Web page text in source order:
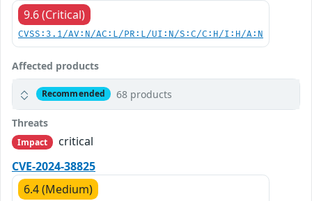
9.6 (Critical)
CVSS:3.1/AV:N/AC:L/PR:L/UI:N/S:C/C:H/I:H/A:N
Affected products
Recommended 68 products
Threats
Impact
critical
CVE-2024-38825
6.4 (Medium)